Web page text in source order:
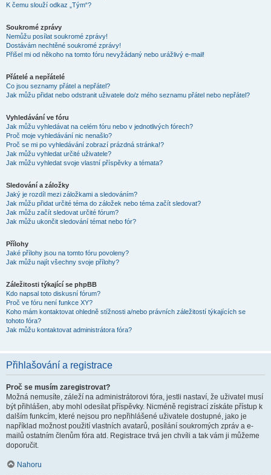
K čemu slouží odkaz „Tým“?
Soukromé zprávy
Nemůžu posílat soukromé zprávy!
Dostávám nechtěné soukromé zprávy!
Přišel mi od někoho na tomto fóru nevyžádaný nebo urážlivý e-mail!
Přátelé a nepřátelé
Co jsou seznamy přátel a nepřátel?
Jak můžu přidat nebo odstranit uživatele do/z mého seznamu přátel nebo nepřátel?
Vyhledávání ve fóru
Jak můžu vyhledávat na celém fóru nebo v jednotlivých fórech?
Proč moje vyhledávání nic nenašlo?
Proč se mi po vyhledávání zobrazí prázdná stránka!?
Jak můžu vyhledat určité uživatele?
Jak můžu vyhledat svoje vlastní příspěvky a témata?
Sledování a záložky
Jaký je rozdíl mezi záložkami a sledováním?
Jak můžu přidat určité téma do záložek nebo téma začít sledovat?
Jak můžu začít sledovat určité fórum?
Jak můžu ukončit sledování témat nebo fór?
Přílohy
Jaké přílohy jsou na tomto fóru povoleny?
Jak můžu najít všechny svoje přílohy?
Záležitosti týkající se phpBB
Kdo napsal toto diskusní fórum?
Proč ve fóru není funkce XY?
Koho mám kontaktovat ohledně stížnosti a/nebo právních záležitostí týkajících se
tohoto fóra?
Jak můžu kontaktovat administrátora fóra?
Přihlašování a registrace
Proč se musím zaregistrovat?
Možná nemusíte, záleží na administrátorovi fóra, jestli nastaví, že uživatel musí
být přihlášen, aby mohl odesílat příspěvky. Nicméně registrací získáte přístup k
dalším funkcím, které nejsou pro nepřihlášené uživatele dostupné, jako je
například možnost použití vlastních avatarů, posílání soukromých zpráv a e-
mailů ostatním členům fóra atd. Registrace trvá jen chvíli a tak vám ji můžeme
doporučit.
Nahoru